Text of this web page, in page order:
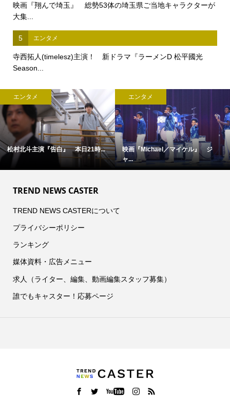
映画『翔んで埼玉』 総勢53体の埼玉県ご当地キャラクターが
大集...
5 エンタメ
寺西拓人(timelesz)主演！ 新ドラマ『ラーメンD 松平國光
Season...
エンタメ
松村北斗主演『告白』 本日21時...
エンタメ
映画『Michael／マイケル』 ジ
ャ...
TREND NEWS CASTER
TREND NEWS CASTERについて
プライバシーポリシー
ランキング
媒体資料・広告メニュー
求人（ライター、編集、動画編集スタッフ募集）
誰でもキャスター！応募ページ